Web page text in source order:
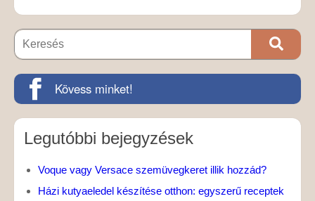
Kövess minket!
Legutóbbi bejegyzések
Voque vagy Versace szemüvegkeret illik hozzád?
Házi kutyaeledel készítése otthon: egyszerű receptek